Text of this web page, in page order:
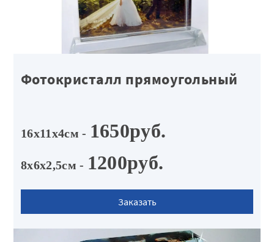
Фотокристалл прямоугольный
16х11х4см - 1650руб.
8х6х2,5см - 1200руб.
Заказать